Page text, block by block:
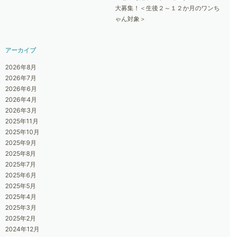
大募集！＜生後２～１２か月のワンち
ゃん対象＞
アーカイブ
2026年8月
2026年7月
2026年6月
2026年4月
2026年3月
2025年11月
2025年10月
2025年9月
2025年8月
2025年7月
2025年6月
2025年5月
2025年4月
2025年3月
2025年2月
2024年12月